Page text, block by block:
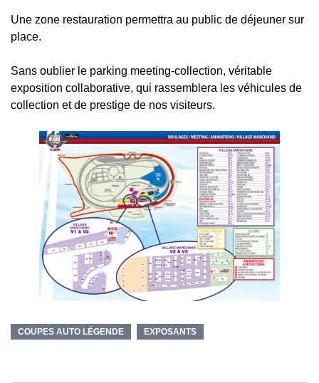
Une zone restauration permettra au public de déjeuner sur
place.
Sans oublier le parking meeting-collection, véritable
exposition collaborative, qui rassemblera les véhicules de
collection et de prestige de nos visiteurs.
COUPES AUTO LÉGENDE EXPOSANTS